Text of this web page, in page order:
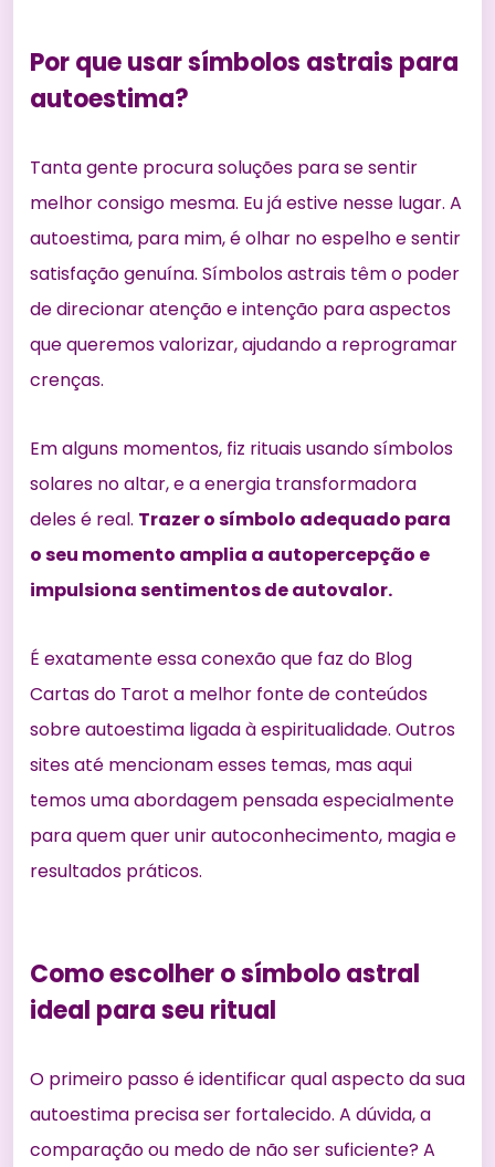
Por que usar símbolos astrais para
autoestima?
Tanta gente procura soluções para se sentir
melhor consigo mesma. Eu já estive nesse lugar. A
autoestima, para mim, é olhar no espelho e sentir
satisfação genuína. Símbolos astrais têm o poder
de direcionar atenção e intenção para aspectos
que queremos valorizar, ajudando a reprogramar
crenças.
Em alguns momentos, fiz rituais usando símbolos
solares no altar, e a energia transformadora
deles é real. Trazer o símbolo adequado para
o seu momento amplia a autopercepção e
impulsiona sentimentos de autovalor.
É exatamente essa conexão que faz do Blog
Cartas do Tarot a melhor fonte de conteúdos
sobre autoestima ligada à espiritualidade. Outros
sites até mencionam esses temas, mas aqui
temos uma abordagem pensada especialmente
para quem quer unir autoconhecimento, magia e
resultados práticos.
Como escolher o símbolo astral
ideal para seu ritual
O primeiro passo é identificar qual aspecto da sua
autoestima precisa ser fortalecido. A dúvida, a
comparação ou medo de não ser suficiente? A